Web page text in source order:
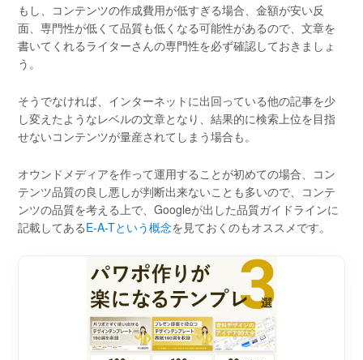
もし、コンテンツの作成費用が低すぎる場合、金額が安い反
面、専門性が低くて品質も低くなる可能性があるので、文章を
書いてくれるライターさんの専門性を必ず確認しておきましょ
う。
そうでなければ、インターネットに出回っている他の記事を少
し変えたようなレベルの文章となり、結果的に検索上位を目指
せないコンテンツが量産されてしまう場合も。
オウンドメディアを作って運用することが初めての場合、コン
テンツ品質の良し悪しが判断出来ないことも多いので、コンテ
ンツの品質を考える上で、Googleが出した品質ガイドラインに
記載してあるE-A-Tという概念を見ておくのもオススメです。